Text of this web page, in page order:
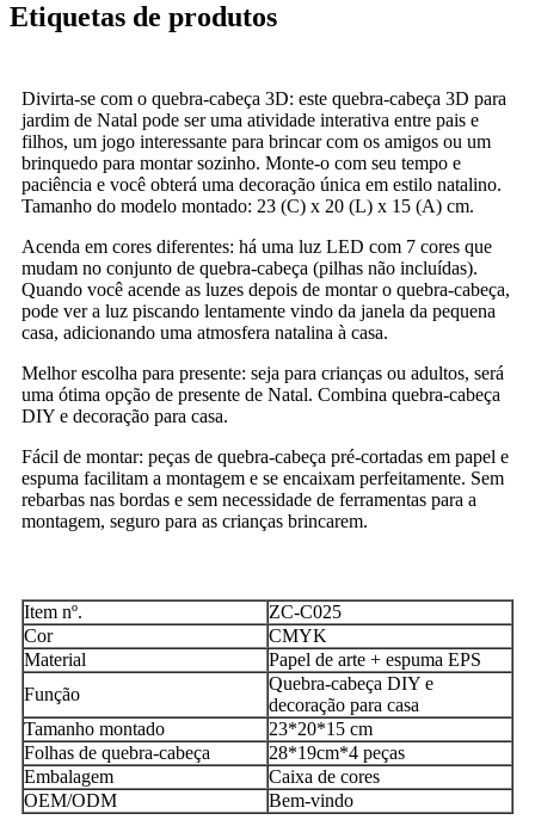
Etiquetas de produtos
Divirta-se com o quebra-cabeça 3D: este quebra-cabeça 3D para
jardim de Natal pode ser uma atividade interativa entre pais e
filhos, um jogo interessante para brincar com os amigos ou um
brinquedo para montar sozinho. Monte-o com seu tempo e
paciência e você obterá uma decoração única em estilo natalino.
Tamanho do modelo montado: 23 (C) x 20 (L) x 15 (A) cm.
Acenda em cores diferentes: há uma luz LED com 7 cores que
mudam no conjunto de quebra-cabeça (pilhas não incluídas).
Quando você acende as luzes depois de montar o quebra-cabeça,
pode ver a luz piscando lentamente vindo da janela da pequena
casa, adicionando uma atmosfera natalina à casa.
Melhor escolha para presente: seja para crianças ou adultos, será
uma ótima opção de presente de Natal. Combina quebra-cabeça
DIY e decoração para casa.
Fácil de montar: peças de quebra-cabeça pré-cortadas em papel e
espuma facilitam a montagem e se encaixam perfeitamente. Sem
rebarbas nas bordas e sem necessidade de ferramentas para a
montagem, seguro para as crianças brincarem.
Item nº.
ZC-C025
Cor
CMYK
Material
Papel de arte + espuma EPS
Função
Quebra-cabeça DIY e
decoração para casa
Tamanho montado
23*20*15 cm
Folhas de quebra-cabeça
28*19cm*4 peças
Embalagem
Caixa de cores
OEM/ODM
Bem-vindo